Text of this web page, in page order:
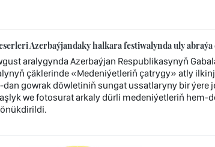
Azerbaýjandaky halkara festiwalynda uly abraýa
aralygynda Azerbaýjan Respublikasynyň
çäklerinde «Medeniýetleriň çatrygy» atly
gowrak döwletiniň sungat ussatlaryny bir ýere
we fotosurat arkaly dürli medeniýetleriň hem-